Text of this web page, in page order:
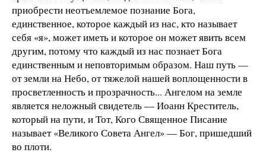
приобрести неотъемлемое познание Бога,
единственное, которое каждый из нас, кто называет
себя «я», может иметь и которое он может явить всем
другим, потому что каждый из нас познает Бога
единственным и неповторимым образом. Наш путь —
от земли на Небо, от тяжелой нашей воплощенности в
просветленность и прозрачность... Ангелом на земле
является неложный свидетель — Иоанн Креститель,
который на пути, и Тот, Кого Священное Писание
называет «Великого Совета Ангел» — Бог, пришедший
во плоти.